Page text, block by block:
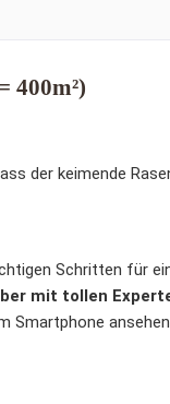
400m²)
der keimende
Schritten für
mit tollen
Smartphone